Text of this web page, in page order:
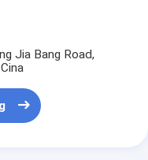
Jia Bang Road,